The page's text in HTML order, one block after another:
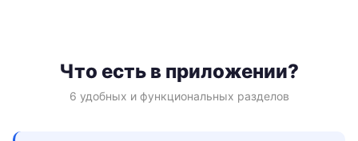
Что есть в приложении?
6 удобных и функциональных разделов